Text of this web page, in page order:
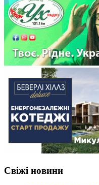
Свіжі новини